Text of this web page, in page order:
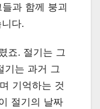
과 함께 붕괴
다.
죠. 절기는 그
기는 과거 그
기억하는 것
절기의 날짜